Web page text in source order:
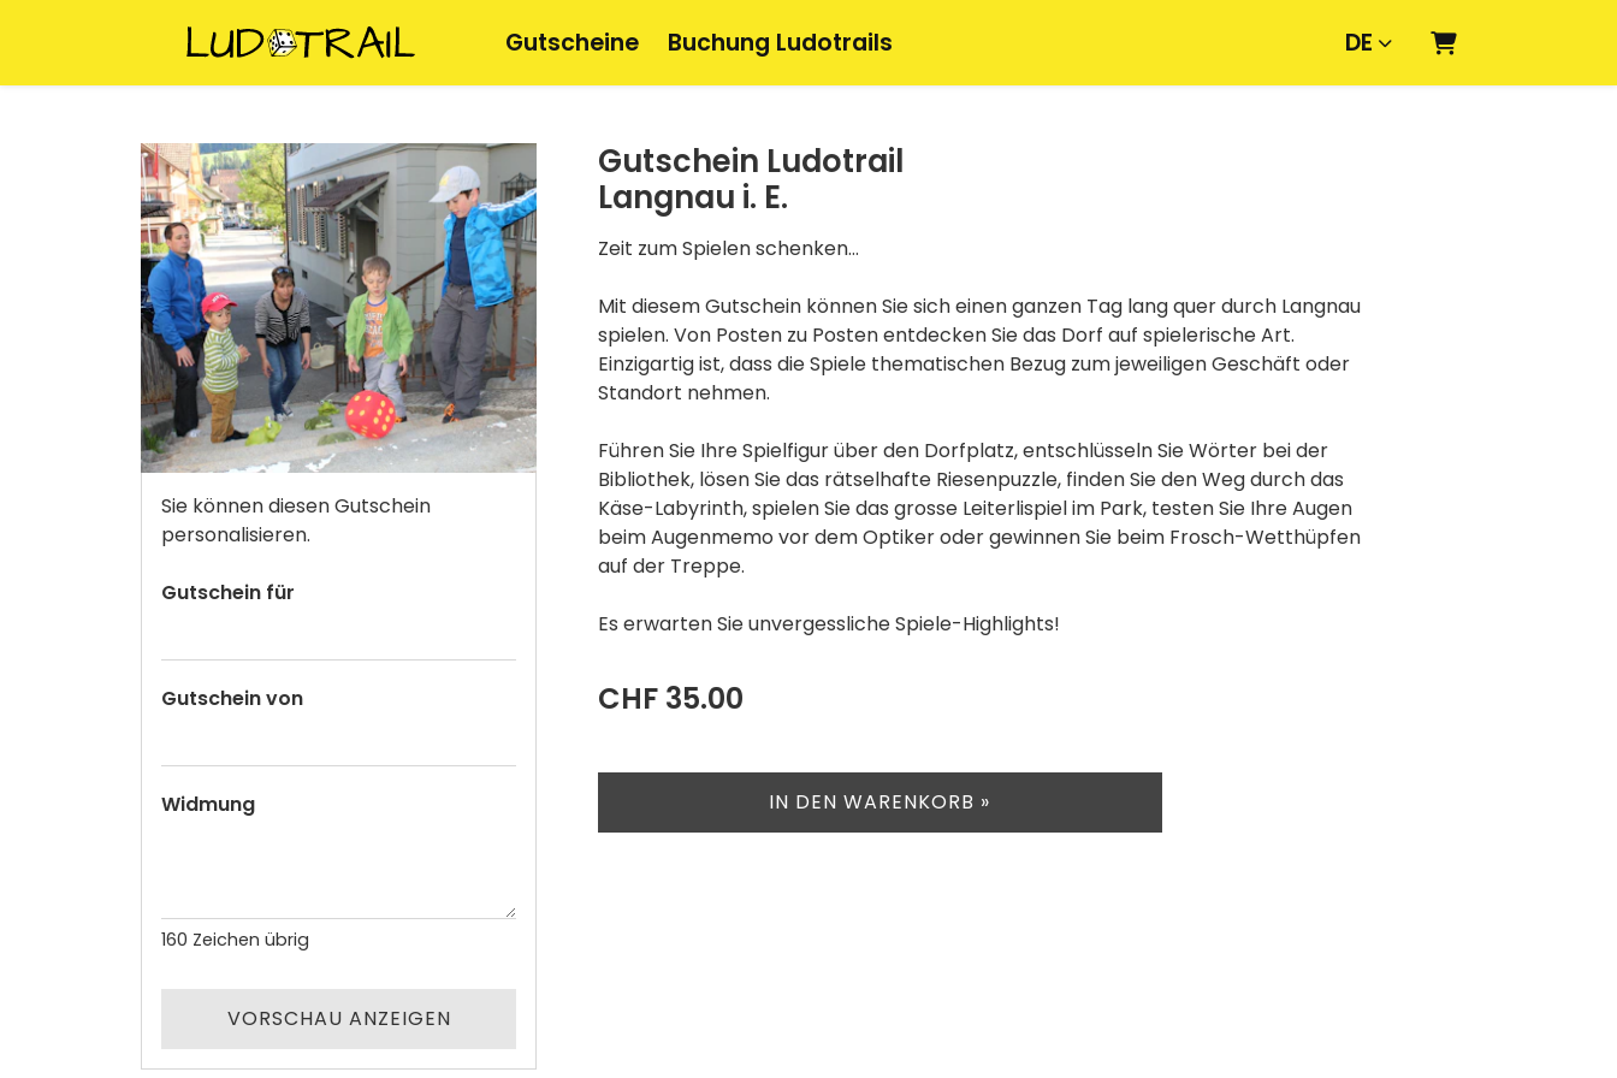
Gutscheine Buchung Ludotrails DE Warenkorb
Sie können diesen Gutschein
personalisieren.
Gutschein für
Gutschein von
Widmung
160 Zeichen übrig
VORSCHAU ANZEIGEN
Gutschein Ludotrail
Langnau i. E.
Zeit zum Spielen schenken…
Mit diesem Gutschein können Sie sich einen ganzen Tag lang quer durch Langnau
spielen. Von Posten zu Posten entdecken Sie das Dorf auf spielerische Art.
Einzigartig ist, dass die Spiele thematischen Bezug zum jeweiligen Geschäft oder
Standort nehmen.
Führen Sie Ihre Spielfigur über den Dorfplatz, entschlüsseln Sie Wörter bei der
Bibliothek, lösen Sie das rätselhafte Riesenpuzzle, finden Sie den Weg durch das
Käse-Labyrinth, spielen Sie das grosse Leiterlispiel im Park, testen Sie Ihre Augen
beim Augenmemo vor dem Optiker oder gewinnen Sie beim Frosch-Wetthüpfen
auf der Treppe.
Es erwarten Sie unvergessliche Spiele-Highlights!
CHF 35.00
IN DEN WARENKORB »